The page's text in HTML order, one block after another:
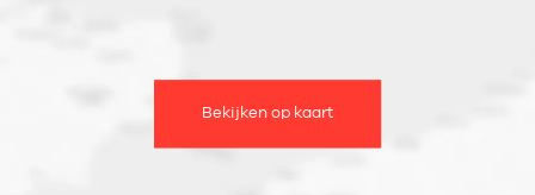
Bekijken op kaart